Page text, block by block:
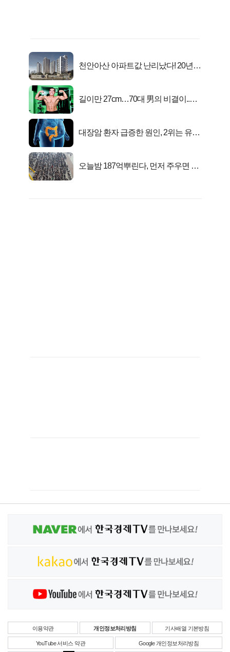
천안아산 아파트값 난리났다! 20년
길이만 27cm…70대 男의 비결이..충
대장암 환자 급증한 원인, 2위는 유산
오늘밤 187억뿌린다, 먼저 주우면 최
이용약관 개인정보처리방침 기사배열 기본방침
YouTube 서비스 약관 Google 개인정보처리방침